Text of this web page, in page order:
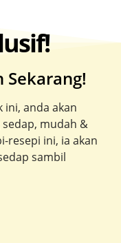
Sekarang!
ini, anda akan
mudah &
resepi ini, ia akan
sambil